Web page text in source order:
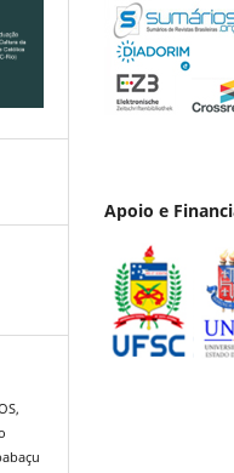
Apoio e